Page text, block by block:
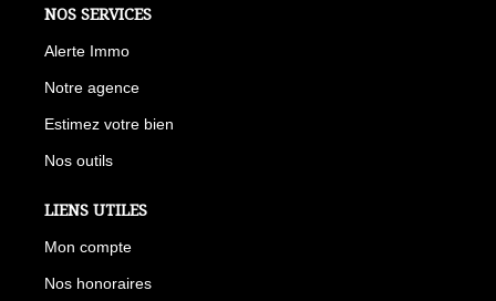
NOS SERVICES
Alerte Immo
Notre agence
Estimez votre bien
Nos outils
LIENS UTILES
Mon compte
Nos honoraires